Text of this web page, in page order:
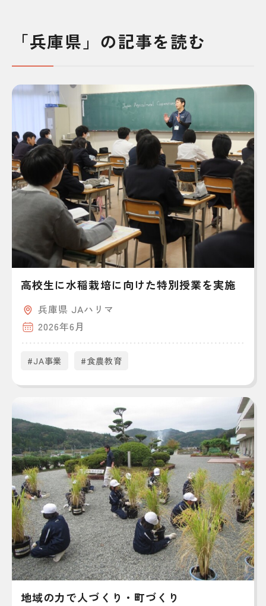
「兵庫県」の記事を読む
高校生に水稲栽培に向けた特別授業を実施
兵庫県 JAハリマ
2026年6月
#JA事業 #食農教育
地域の力で人づくり・町づくり